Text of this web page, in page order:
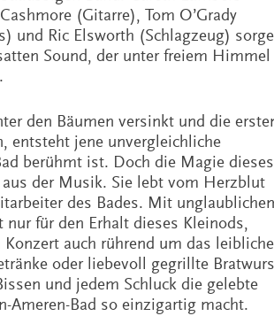
(Gitarre), Tom O’Grady
und Ric Elsworth (Schlagzeug)
Sound, der unter freiem Himmel
den Bäumen versinkt und die
entsteht jene unvergleichliche
berühmt ist. Doch die Magie dieses
der Musik. Sie lebt vom Herzblut
des Bades. Mit
nur für den Erhalt dieses Kleinods,
auch rührend um das leibliche
oder liebevoll gegrillte
und jedem Schluck die gelebte
Ameren-Bad so einzigartig macht.